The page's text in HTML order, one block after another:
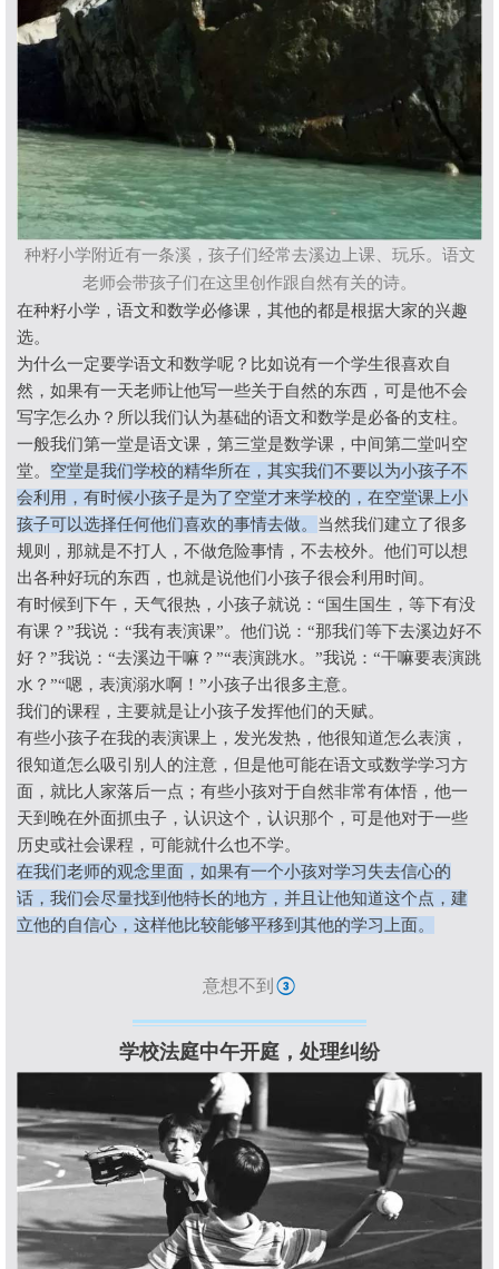
种籽小学附近有一条溪，孩子们经常去溪边上课、玩乐。 语文
老师会带孩子们在这里创作跟自然有关的诗。
在种籽小学，语文和数学必修课，其他的都是根据大家的兴趣
选。
为什么一定要学语文和数学呢？比如说有一个学生很喜欢自
然，如果有一天老师让他写一些关于自然的东西，可是他不会
写字怎么办？所以我们认为基础的语文和数学是必备的支柱。
一般我们第一堂是语文课，第三堂是数学课，中间第二堂叫空
堂。 空堂是我们学校的精华所在，其实我们不要以为小孩子不
会利用，有时候小孩子是为了空堂才来学校的，在空堂课上小
孩子可以选择任何他们喜欢的事情去做。 当然我们建立了很多
规则，那就是不打人，不做危险事情，不去校外。他们可以想
出各种好玩的东西，也就是说他们小孩子很会利用时间。
有时候到下午，天气很热，小孩子就说： “ 国生国生，等下有没
有课？ ”我说： “我有表演课”。他们说： “那我们等下去溪边好不
好？ ”我说： “去溪边干嘛？ ”“表演跳水。 ”我说： “干嘛要表演跳
水？ ”“嗯，表演溺水啊！ ”小孩子出很多主意。
我们的课程，主要就是让小孩子发挥他们的天赋。
有些小孩子在我的表演课上，发光发热，他很知道怎么表演，
很知道怎么吸引别人的注意，但是他可能在语文或数学学习方
面，就比人家落后一点；有些小孩对于自然非常有体悟，他一
天到晚在外面抓虫子，认识这个，认识那个，可是他对于一些
历史或社会课程，可能就什么也不学。
在我们老师的观念里面，如果有一个小孩对学习失去信心的
话，我们会尽量找到他特长的地方，并且让他知道这个点，建
立他的自信心，这样他比较能够平移到其他的学习上面。
意想不到 ③
学校法庭中午开庭，处理纠纷